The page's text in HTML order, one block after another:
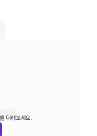
니다.
더해보세요.